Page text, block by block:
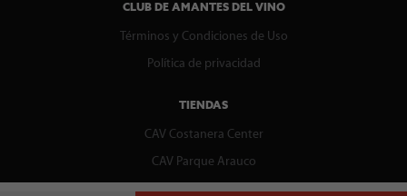
CLUB DE AMANTES DEL VINO
Términos y Condiciones de Uso
Política de privacidad
TIENDAS
CAV Costanera Center
CAV Parque Arauco